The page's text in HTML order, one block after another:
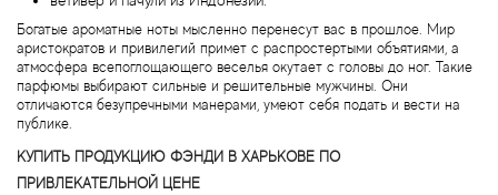
Богатые ароматные ноты мысленно перенесут вас в прошлое. Мир
аристократов и привилегий примет с распростертыми объятиями, а
атмосфера всепоглощающего веселья окутает с головы до ног. Такие
парфюмы выбирают сильные и решительные мужчины. Они
отличаются безупречными манерами, умеют себя подать и вести на
публике.
КУПИТЬ ПРОДУКЦИЮ ФЭНДИ В ХАРЬКОВЕ ПО
ПРИВЛЕКАТЕЛЬНОЙ ЦЕНЕ
Cafe Parfums
Cale Fragranze d'Autore
Calvin Klein